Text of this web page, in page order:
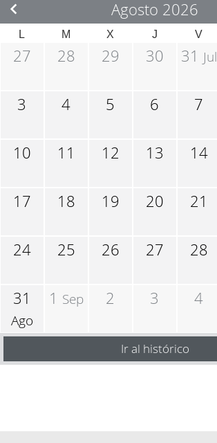
Agosto 2026
L M X J V
27 28 29 30 31 Jul
3 4 5 6 7
10 11 12 13 14
17 18 19 20 21
24 25 26 27 28
31
Ago
1 Sep 2 3 4
Ir al histórico